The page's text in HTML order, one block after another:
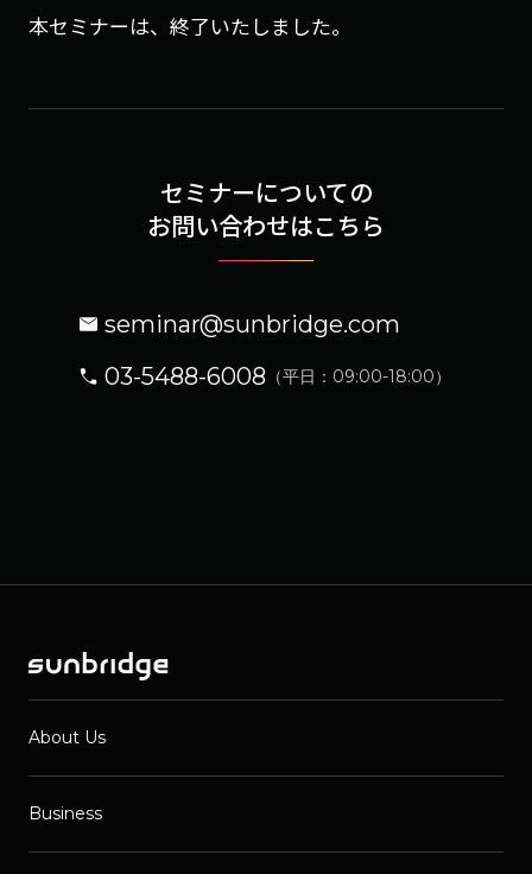
本セミナーは、終了いたしました。
セミナーについての
お問い合わせはこちら
seminar@sunbridge.com
03-5488-6008 （平日：09:00-18:00）
About Us
Business